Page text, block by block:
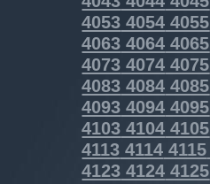
4053 4054 4055
4063 4064 4065
4073 4074 4075
4083 4084 4085
4093 4094 4095
4103 4104 4105
4113 4114 4115
4123 4124 4125